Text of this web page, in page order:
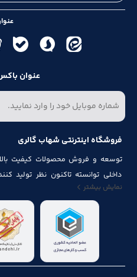
عنوان
فروشگاه اینترنتی شهاب گالری
توسعه و فروش محصولات کیفیت
داخلی توانسته تاکنون نظر تولید
مشتقاتی که مرتبط با درب و پنجره باشد
های در ، لولا ، چرخ ، پیچ ، ریل ،
کابینت را به خود جلب نماید.
نمایش بیشتر